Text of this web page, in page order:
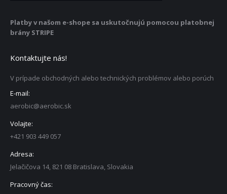
Platby v našom e-shope sa uskutočnujú pomocou platobnej
brány STRIPE
Kontaktujte nás!
V prípade obchodných alebo technických problémov alebo porúch
E-mail:
aerobic@aerobic.sk
Volajte:
+421 903 449 057
Adresa:
Jelačičova 14, 821 08 Bratislava, Slovakia
Pracovný čas: